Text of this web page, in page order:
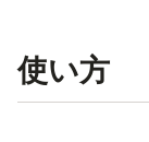
使い方